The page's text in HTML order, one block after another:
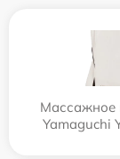
Массажное
Yamaguchi